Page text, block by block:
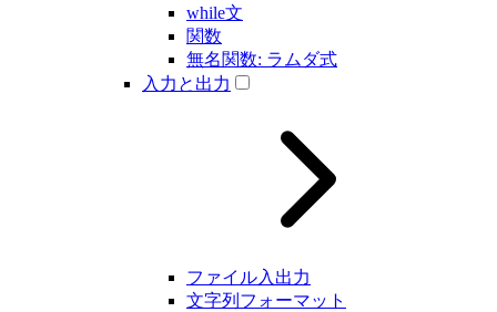
while文
関数
無名関数: ラムダ式
入力と出力
ファイル入出力
文字列フォーマット